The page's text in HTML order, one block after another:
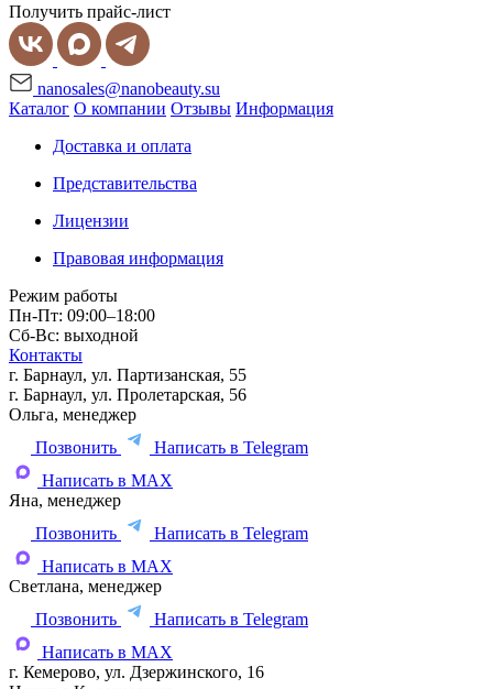
Получить прайс-лист
nanosales@nanobeauty.su
Каталог О компании Отзывы Информация
Доставка и оплата
Представительства
Лицензии
Правовая информация
Режим работы
Пн-Пт: 09:00–18:00
Сб-Вс: выходной
Контакты
г. Барнаул, ул. Партизанская, 55
г. Барнаул, ул. Пролетарская, 56
Ольга, менеджер
Позвонить
Написать в Telegram
Написать в MAX
Яна, менеджер
Позвонить
Написать в Telegram
Написать в MAX
Светлана, менеджер
Позвонить
Написать в Telegram
Написать в MAX
г. Кемерово, ул. Дзержинского, 16